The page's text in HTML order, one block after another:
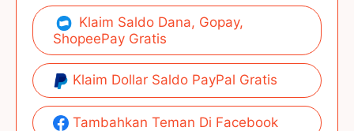
Klaim Saldo Dana, Gopay,
ShopeePay Gratis
Klaim Dollar Saldo PayPal Gratis
Tambahkan Teman Di Facebook